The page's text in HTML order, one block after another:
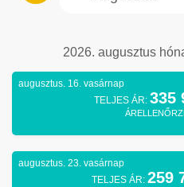
2026. augusztus
augusztus. 16. vasárnap
TELJES ÁR: 335
augusztus. 23. vasárnap
TELJES ÁR: 259